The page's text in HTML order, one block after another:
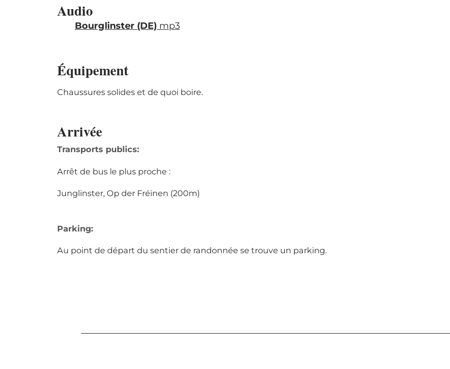
Audio
Bourglinster (DE) mp3
Équipement
Chaussures solides et de quoi boire.
Arrivée
Transports publics:
Arrêt de bus le plus proche :
Junglinster, Op der Fréinen (200m)
Parking:
Au point de départ du sentier de randonnée se trouve un parking.